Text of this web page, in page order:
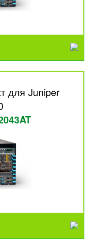
для Juniper